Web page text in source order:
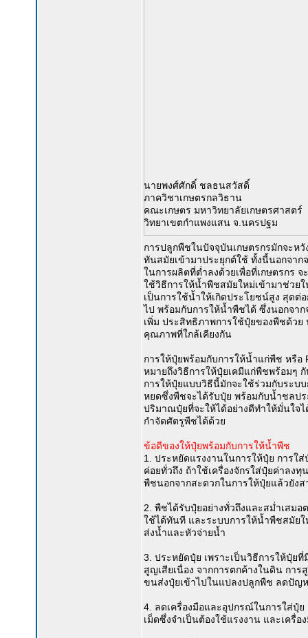
นายพงศ์ศักดิ์ ชลธนสวัสดิ์
ภาควิชาเกษตรกลวิธาน
คณะเกษตร มหาวิทยาลัยเกษตรศาสตร์
วิทยาเขตกำแพงแสน จ.นครปฐม
การปลูกพืชในปัจจุบันเกษตรกรมักจะห
ทันสมัยเข้ามาประยุกต์ใช้ ทั้งนี้นอกจา
ในการผลิตที่ต่ำลงด้วยเพื่อที่เกษตรกร
ใช้วิธีการให้น้ำพืชสมัยใหม่เข้ามาช่วย
เป็นการใช้น้ำให้เกิดประโยชน์สูง สุดต่
ไป พร้อมกับการให้น้ำพืชได้ ซึ่งนอกจา
เพิ่ม ประสิทธิภาพการใช้ปุ๋ยของพืชด้ว
คุณภาพที่ใกล้เคียงกัน
การให้ปุ๋ยพร้อมกับการให้น้ำแก่พืช หรือ
หมายถึงวิธีการให้ปุ๋ยเคมีแก่พืชพร้อมๆ
การให้ปุ๋ยแบบวิธีนี้มักจะใช้ร่วมกับระบ
หยดซึ่งพืชจะได้รับปุ๋ย พร้อมกับน้ำชลป
ปริมาณปุ๋ยที่จะให้ได้อย่างดีทำให้มั่นใจ
กำจัดศัตรูพืชได้ด้วย
ข้อดีของให้ปุ๋ยพร้อมกับการให้น้ำพืช
1. ประหยัดแรงงานในการให้ปุ๋ย การใ
ค่อยทั่วถึง ถ้าใช้เครื่องจักรใส่ปุ๋ยค่าลง
พืชนอกจากสะดวกในการให้ปุ๋ยแล้วยัง
2. พืชได้รับปุ๋ยอย่างทั่วถึงและสม่ำเสม
ใช้ได้ทันที และระบบการให้น้ำพืชสมัย
ส่งน้ำและหัวจ่ายน้ำ
3. ประหยัดปุ๋ย เพราะเป็นวิธีการให้ปุ๋ย
สูญเสียเนื่อง จากการตกค้างในดิน การ
ขนส่งปุ๋ยเข้าไปในแปลงปลูกพืช ลดปัญ
4. ลดเครื่องมือและอุปกรณ์ในการใส่ปุ๋
เม็ดซึ่งจำเป็นต้องใช้แรงงาน และเครื่